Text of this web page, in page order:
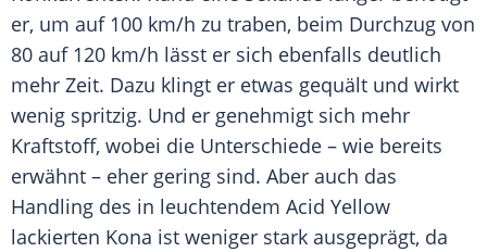
er, um auf 100 km/h zu traben, beim Durchzug von
80 auf 120 km/h lässt er sich ebenfalls deutlich
mehr Zeit. Dazu klingt er etwas gequält und wirkt
wenig spritzig. Und er genehmigt sich mehr
Kraftstoff, wobei die Unterschiede – wie bereits
erwähnt – eher gering sind. Aber auch das
Handling des in leuchtendem Acid Yellow
lackierten Kona ist weniger stark ausgeprägt, da